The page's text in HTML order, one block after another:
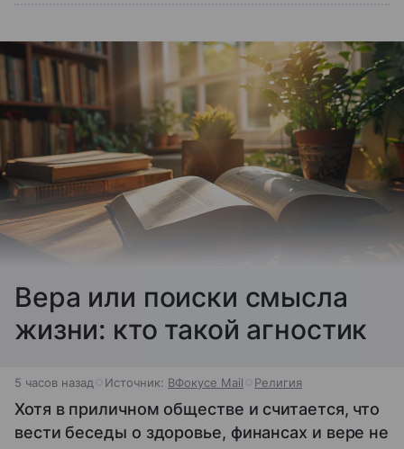
Вера или поиски смысла
жизни: кто такой агностик
5 часов назад Источник: ВФокусе Mail Религия
Хотя в приличном обществе и считается, что
вести беседы о здоровье, финансах и вере не